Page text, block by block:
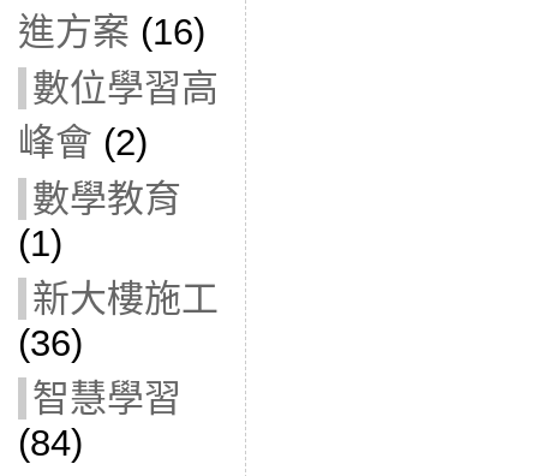
進方案 (16)
數位學習高
峰會 (2)
數學教育
(1)
新大樓施工
(36)
智慧學習
(84)